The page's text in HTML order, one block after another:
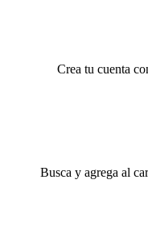
Crea tu cuenta
Busca y agrega al